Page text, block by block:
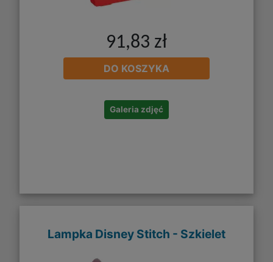
91,83 zł
DO KOSZYKA
Galeria zdjęć
Lampka Disney Stitch - Szkielet